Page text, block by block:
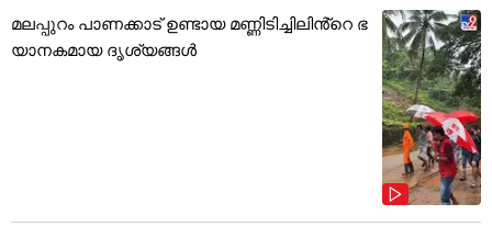
മലപ്പുറം പാണക്കാട് ഉണ്ടായ മണ്ണിടിച്ചിലിൻ്റെ ഭ
യാനകമായ ദൃശ്യങ്ങൾ